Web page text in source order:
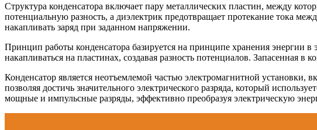
Структура конденсатора включает пару металлических пластин, между
потенциальную разность, а диэлектрик предотвращает протекание тока
накапливать заряд при заданном напряжении.
Принцип работы конденсатора базируется на принципе хранения энергии
накапливаться на пластинах, создавая разность потенциалов. Запасенная
Конденсатор является неотъемлемой частью электромагнитной
позволяя достичь значительного электрического разряда, который
мощные и импульсные разряды, эффективно преобразуя электрическую